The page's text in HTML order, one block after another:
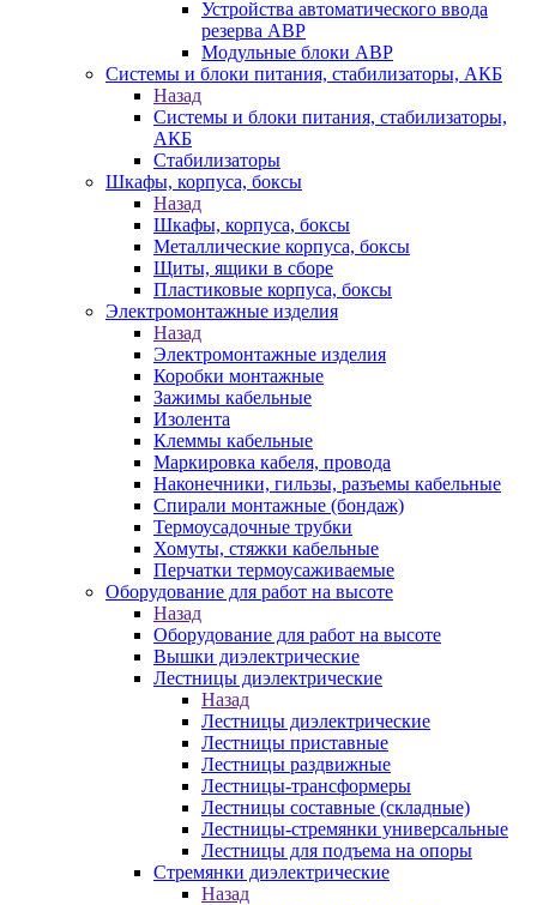
Устройства автоматического ввода
резерва АВР
Модульные блоки АВР
Системы и блоки питания, стабилизаторы, АКБ
Назад
Системы и блоки питания, стабилизаторы,
АКБ
Стабилизаторы
Шкафы, корпуса, боксы
Назад
Шкафы, корпуса, боксы
Металлические корпуса, боксы
Щиты, ящики в сборе
Пластиковые корпуса, боксы
Электромонтажные изделия
Назад
Электромонтажные изделия
Коробки монтажные
Зажимы кабельные
Изолента
Клеммы кабельные
Маркировка кабеля, провода
Наконечники, гильзы, разъемы кабельные
Спирали монтажные (бондаж)
Термоусадочные трубки
Хомуты, стяжки кабельные
Перчатки термоусаживаемые
Оборудование для работ на высоте
Назад
Оборудование для работ на высоте
Вышки диэлектрические
Лестницы диэлектрические
Назад
Лестницы диэлектрические
Лестницы приставные
Лестницы раздвижные
Лестницы-трансформеры
Лестницы составные (складные)
Лестницы-стремянки универсальные
Лестницы для подъема на опоры
Стремянки диэлектрические
Назад